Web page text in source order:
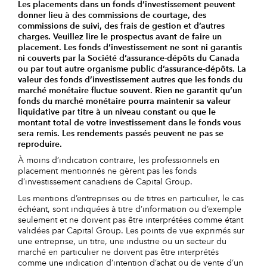
Les placements dans un fonds d’investissement peuvent
donner lieu à des commissions de courtage, des
commissions de suivi, des frais de gestion et d’autres
charges. Veuillez lire le prospectus avant de faire un
placement. Les fonds d’investissement ne sont ni garantis
ni couverts par la Société d’assurance-dépôts du Canada
ou par tout autre organisme public d’assurance-dépôts. La
valeur des fonds d’investissement autres que les fonds du
marché monétaire fluctue souvent. Rien ne garantit qu’un
fonds du marché monétaire pourra maintenir sa valeur
liquidative par titre à un niveau constant ou que le
montant total de votre investissement dans le fonds vous
sera remis. Les rendements passés peuvent ne pas se
reproduire.
À moins d’indication contraire, les professionnels en
placement mentionnés ne gèrent pas les fonds
d’investissement canadiens de Capital Group.
Les mentions d’entreprises ou de titres en particulier, le cas
échéant, sont indiquées à titre d’information ou d’exemple
seulement et ne doivent pas être interprétées comme étant
validées par Capital Group. Les points de vue exprimés sur
une entreprise, un titre, une industrie ou un secteur du
marché en particulier ne doivent pas être interprétés
comme une indication d’intention d’achat ou de vente d’un